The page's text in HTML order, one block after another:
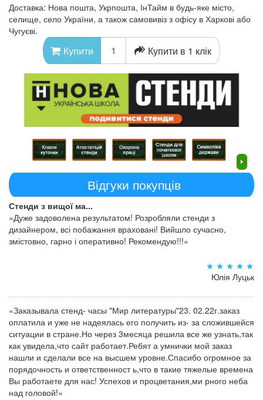
Доставка: Нова пошта, Укрпошта, ІнТайм в будь-яке місто,
селище, село України, а також самовивіз з офісу в Харкові або
Чугуєві.
Купити Купити в 1 клік
Відгуки покупців
Стенди з вищої ма...
«Дуже задоволена результатом! Розробляли стенди з
дизайнером, всі побажання враховані! Вийшло сучасно,
змістовно, гарно і оперативно! Рекомендую!!!»
Юлія Луцьк
«Заказывала стенд- часы "Мир литературы"23. 02.22г.заказ
оплатила и уже не надеялась его получить из- за сложившейся
ситуации в стране.Но через 3месяца решила все же узнать,так
как увидела,что сайт работает.Ребят а умнички мой заказ
нашли и сделали все на высшем уровне.Спасибо огромное за
порядочность и ответственност ь,что в такие тяжелые времена
Вы работаете для нас! Успехов и процветания,ми рного неба
над головой!»